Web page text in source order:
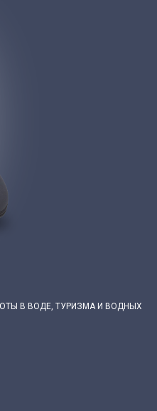
В ВОДЕ, ТУРИЗМА И ВОДНЫХ